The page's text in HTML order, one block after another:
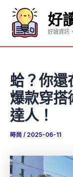
要
好
好讀資訊
蛤？你
爆款穿搭
達人！
時尚 / 2025-06-11